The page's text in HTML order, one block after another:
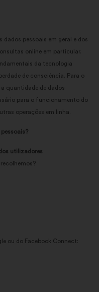
dados pessoais em geral e dos
online em particular.
da tecnologia
de consciência. Para o
quantidade de dados
para o funcionamento do
operações em linha.
utilizadores
ou do Facebook Connect: